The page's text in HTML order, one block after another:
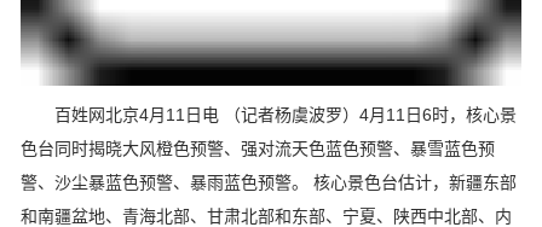
百姓网北京4月11日电 （记者杨虞波罗）4月11日6时，核心景
色台同时揭晓大风橙色预警、强对流天色蓝色预警、暴雪蓝色预
警、沙尘暴蓝色预警、暴雨蓝色预警。 核心景色台估计，新疆东部
和南疆盆地、青海北部、甘肃北部和东部、宁夏、陕西中北部、内